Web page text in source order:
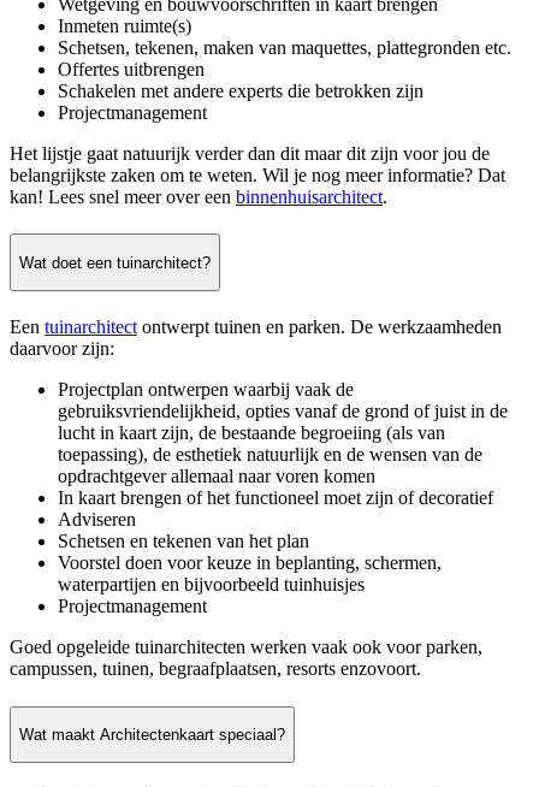
Wetgeving en bouwvoorschriften in kaart brengen
Inmeten ruimte(s)
Schetsen, tekenen, maken van maquettes, plattegronden etc.
Offertes uitbrengen
Schakelen met andere experts die betrokken zijn
Projectmanagement
Het lijstje gaat natuurijk verder dan dit maar dit zijn voor jou de
belangrijkste zaken om te weten. Wil je nog meer informatie? Dat
kan! Lees snel meer over een binnenhuisarchitect.
Wat doet een tuinarchitect?
Een tuinarchitect ontwerpt tuinen en parken. De werkzaamheden
daarvoor zijn:
Projectplan ontwerpen waarbij vaak de
gebruiksvriendelijkheid, opties vanaf de grond of juist in de
lucht in kaart zijn, de bestaande begroeiing (als van
toepassing), de esthetiek natuurlijk en de wensen van de
opdrachtgever allemaal naar voren komen
In kaart brengen of het functioneel moet zijn of decoratief
Adviseren
Schetsen en tekenen van het plan
Voorstel doen voor keuze in beplanting, schermen,
waterpartijen en bijvoorbeeld tuinhuisjes
Projectmanagement
Goed opgeleide tuinarchitecten werken vaak ook voor parken,
campussen, tuinen, begraafplaatsen, resorts enzovoort.
Wat maakt Architectenkaart speciaal?